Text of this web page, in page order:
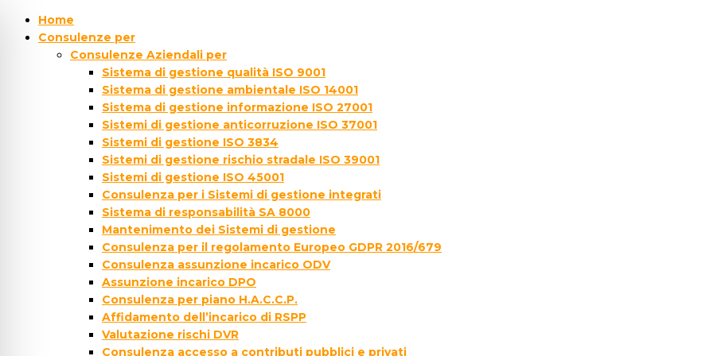
Home
Consulenze per
Consulenze Aziendali per
Sistema di gestione qualità ISO 9001
Sistema di gestione ambientale ISO 14001
Sistema di gestione informazione ISO 27001
Sistemi di gestione anticorruzione ISO 37001
Sistemi di gestione ISO 3834
Sistemi di gestione rischio stradale ISO 39001
Sistemi di gestione ISO 45001
Consulenza per i Sistemi di gestione integrati
Sistema di responsabilità SA 8000
Mantenimento dei Sistemi di gestione
Consulenza per il regolamento Europeo GDPR 2016/679
Consulenza assunzione incarico ODV
Assunzione incarico DPO
Consulenza per piano H.A.C.C.P.
Affidamento dell’incarico di RSPP
Valutazione rischi DVR
Consulenza accesso a contributi pubblici e privati